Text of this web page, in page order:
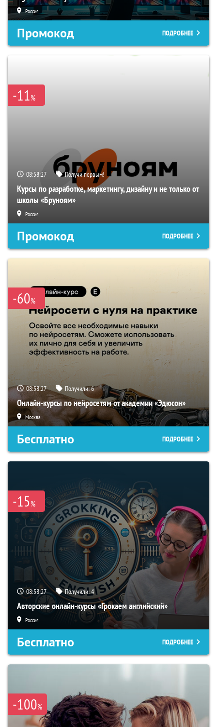
Россия
Промокод ПОДРОБНЕЕ
-11%
08:58:26 Получи первым!
Курсы по разработке, маркетингу, дизайну и не только от
школы «Бруноям»
Россия
Промокод ПОДРОБНЕЕ
-60%
08:58:26 Получили:6
Онлайн-курсы по нейросетям от академии «Эдюсон»
Москва
Бесплатно ПОДРОБНЕЕ
-15%
08:58:26 Получили:4
Авторские онлайн-курсы «Грокаем английский»
Россия
Бесплатно ПОДРОБНЕЕ
-100%